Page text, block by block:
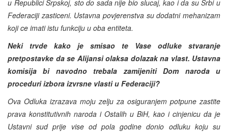
u Republici Srpskoj, sto do sada nije bio slucaj, kao i da su Srbi u
Federaciji zasticeni. Ustavna povjerenstva su dodatni mehanizam
koji ce imati istu funkciju u oba entiteta.
Neki trvde kako je smisao te Vase odluke stvaranje
pretpostavke da se Alijansi olaksa dolazak na vlast. Ustavna
komisija bi navodno trebala zamijeniti Dom naroda u
proceduri izbora izvrsne vlasti u Federaciji?
Ova Odluka izrazava moju zelju za osiguranjem potpune zastite
prava konstitutivnih naroda i Ostalih u BiH, kao i cinjenicu da je
Ustavni sud prije vise od pola godine donio odluku koju su